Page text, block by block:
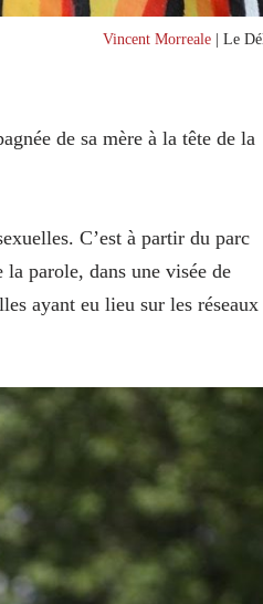
Vincent Morreale | Le
de sa mère à la tête de la
C’est à partir du parc
la parole, dans une visée de
ayant eu lieu sur les réseaux